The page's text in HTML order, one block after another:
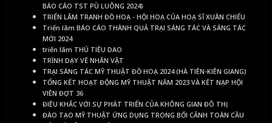
BÁO CÁO TST PÙ LUÔNG 2024)
TRIỂN LÃM TRANH ĐỒ HOẠ - HỘI HOẠ CỦA HOẠ SĨ XUÂN CHIỂU
Triển lãm BÁO CÁO THÀNH QUẢ TRẠI SÁNG TÁC VÀ SÁNG TÁC
MỚI 2024
triển lãm THÚ TIÊU DAO
TRÌNH DẠY VẼ NHÂN VẬT
TRẠI SÁNG TÁC MỸ THUẬT ĐỒ HOẠ 2024 (HÀ TIÊN-KIÊN GIANG)
TỔNG KẾT HOẠT ĐỘNG MỸ THUẬT NĂM 2023 VÀ KẾT NẠP HỘI
VIÊN ĐỢT 36
ĐIÊU KHẮC VỚI SỰ PHÁT TRIỂN CỦA KHÔNG GIAN ĐÔ THỊ
ĐÀO TẠO MỸ THUẬT ỨNG DỤNG TRONG BỐI CẢNH TOÀN CẦU